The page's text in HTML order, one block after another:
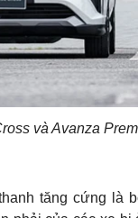
và Avanza
tăng cứng là